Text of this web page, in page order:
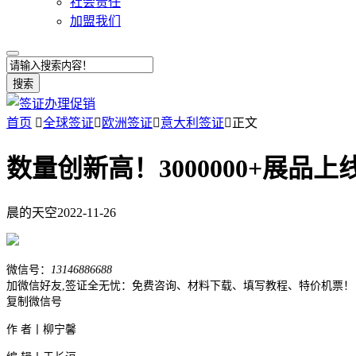
加盟我们
搜索
首页 全球签证 欧洲签证意大利签证正文
数量创新高！3000000+展品上
晨的天空2022-11-26
微信号：
13146886688
加微信好友,签证全无忧：免费咨询、材料下载、填写教程、特价机票！
复制微信号
作 者丨柳宁馨